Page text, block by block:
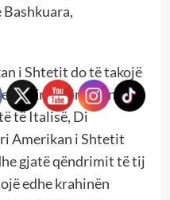
i Shtetit do të takojë
Kryeminsitrin
të Italisë, Di
Amerikan i Shtetit
gjatë qëndrimit të tij
edhe krahinën